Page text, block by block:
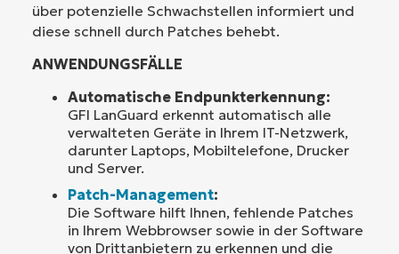
über potenzielle Schwachstellen informiert und
diese schnell durch Patches behebt.
ANWENDUNGSFÄLLE
Automatische Endpunkterkennung:
GFI LanGuard erkennt automatisch alle
verwalteten Geräte in Ihrem IT-Netzwerk,
darunter Laptops, Mobiltelefone, Drucker
und Server.
Patch-Management:
Die Software hilft Ihnen, fehlende Patches
in Ihrem Webbrowser sowie in der Software
von Drittanbietern zu erkennen und die